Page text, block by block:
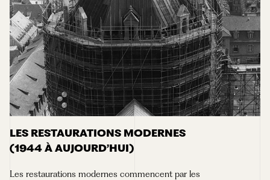
LES RESTAURATIONS MODERNES
(1944 À AUJOURD’HUI)
Les restaurations modernes commencent par les